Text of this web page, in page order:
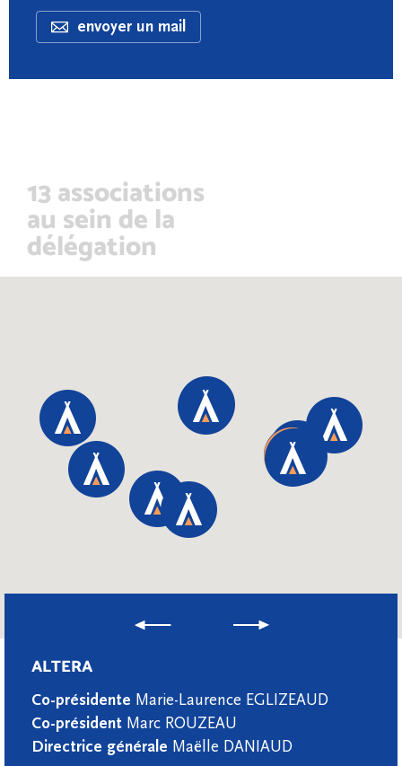
envoyer un mail
13 associations
au sein de la
délégation
ALTERA
Co-présidente Marie-Laurence EGLIZEAUD
Co-président Marc ROUZEAU
Directrice générale Maëlle DANIAUD